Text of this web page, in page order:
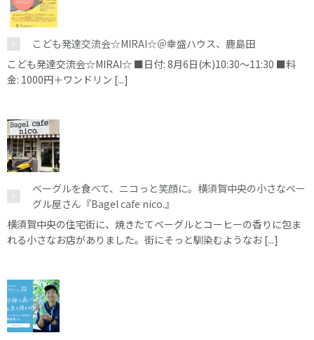
こども発達交流会☆MIRAI☆＠幸盛ハウス、鹿島田
こども発達交流会☆MIRAI☆ ■日付: 8月6日(木)10:30～11:30 ■料
金: 1000円＋ワンドリン [...]
ベーグルを食べて、ニコっと笑顔に。横須賀中央の小さなベー
グル屋さん『Bagel cafe nico.』
横須賀中央の住宅街に、焼きたてベーグルとコーヒーの香りに包ま
れる小さなお店がありました。街にそっと馴染むようなお [...]